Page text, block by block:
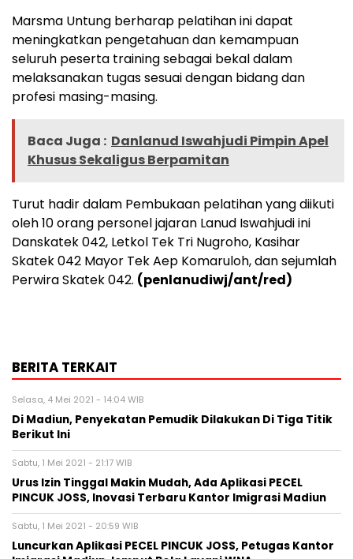
Marsma Untung berharap pelatihan ini dapat
meningkatkan pengetahuan dan kemampuan
seluruh peserta training sebagai bekal dalam
melaksanakan tugas sesuai dengan bidang dan
profesi masing-masing.
Baca Juga : Danlanud Iswahjudi Pimpin Apel
Khusus Sekaligus Berpamitan
Turut hadir dalam Pembukaan pelatihan yang diikuti
oleh 10 orang personel jajaran Lanud Iswahjudi ini
Danskatek 042, Letkol Tek Tri Nugroho, Kasihar
Skatek 042 Mayor Tek Aep Komaruloh, dan sejumlah
Perwira Skatek 042. (penlanudiwj/ant/red)
BERITA TERKAIT
Selasa, 4 Mei 2021 - 14:04 WIB
Di Madiun, Penyekatan Pemudik Dilakukan Di Tiga Titik
Berikut Ini
Sabtu, 1 Mei 2021 - 21:17 WIB
Urus Izin Tinggal Makin Mudah, Ada Aplikasi PECEL
PINCUK JOSS, Inovasi Terbaru Kantor Imigrasi Madiun
Sabtu, 1 Mei 2021 - 20:59 WIB
Luncurkan Aplikasi PECEL PINCUK JOSS, Petugas Kantor